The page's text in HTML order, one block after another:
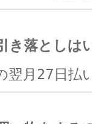
き落としは
翌月 27日払